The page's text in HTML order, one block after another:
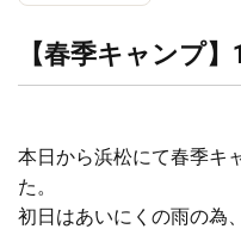
【春季キャンプ】
本日から浜松にて春季キ
た。
初日はあいにくの雨の為